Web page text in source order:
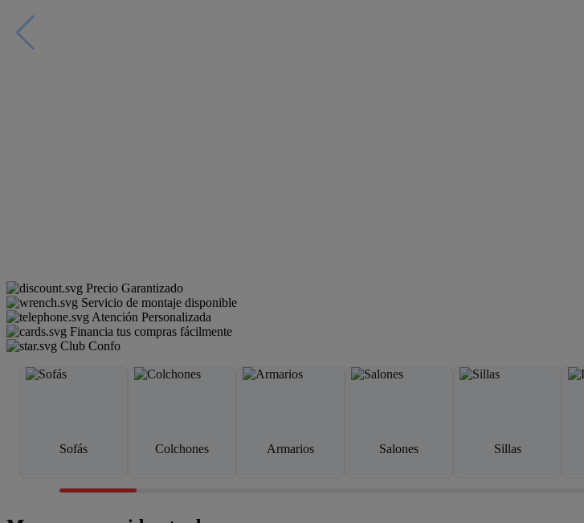
Precio Garantizado
Servicio de montaje disponible
Atención Personalizada
Financia tus compras fácilmente
Club Confo
Sofás Colchones Armarios Salones Sillas